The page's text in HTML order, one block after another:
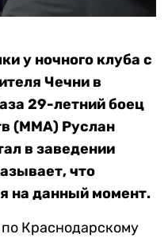
у ночного клуба с
Чечни в
29-летний боец
(ММА) Руслан
в заведении
что
на данный момент.
Краснодарскому